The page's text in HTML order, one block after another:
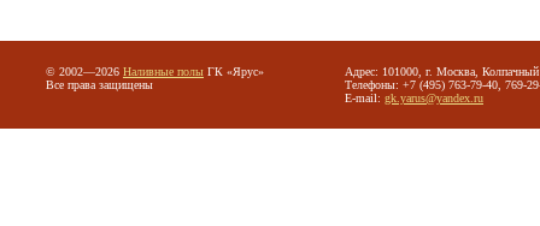
© 2002—2026 Наливные полы ГК «Ярус»
Все права защищены
Адрес: 101000, г. Москва,
Телефоны: +7 (495) 763-79-40, 769-
E-mail: gk.yarus@yandex.ru